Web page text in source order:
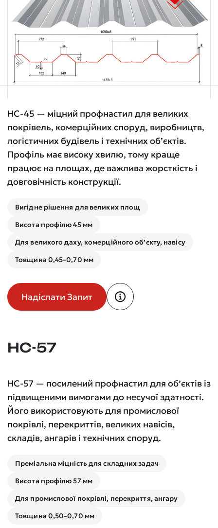
НС-45 — міцний профнастил для великих
покрівель, комерційних споруд, виробництв,
логістичних будівель і технічних об’єктів.
Профіль має високу хвилю, тому краще
працює на площах, де важлива жорсткість і
довговічність конструкції.
Вигідне рішення для великих площ
Висота профілю 45 мм
Для великого даху, комерційного об’єкту, навісу
Товщина 0,45–0,70 мм
Надіслати Запит
НС-57
НС-57 — посилений профнастил для об’єктів із
підвищеними вимогами до несучої здатності.
Його використовують для промислової
покрівлі, перекриттів, великих навісів,
складів, ангарів і технічних споруд.
Преміальна міцність для складних задач
Висота профілю 57 мм
Для промислової покрівлі, перекриття, ангару
Товщина 0,50–0,70 мм